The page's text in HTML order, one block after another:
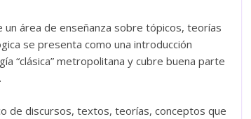
área de enseñanza sobre tópicos, teorías
se presenta como una introducción
“clásica” metropolitana y cubre buena parte
de discursos, textos, teorías, conceptos que